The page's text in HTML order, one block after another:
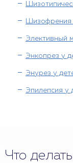
Шизофрения
Элективный
Энкопрез у
Энурез у
Эпилепсия у
Что